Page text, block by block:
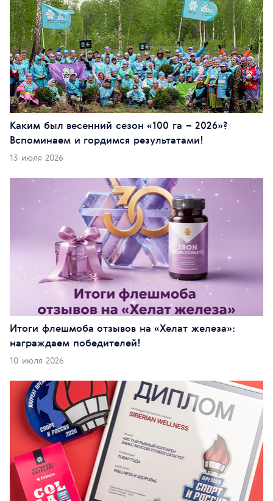
Каким был весенний сезон «100 га – 2026»?
Вспоминаем и гордимся результатами!
13 июля 2026
Итоги флешмоба отзывов на «Хелат железа»:
награждаем победителей!
10 июля 2026